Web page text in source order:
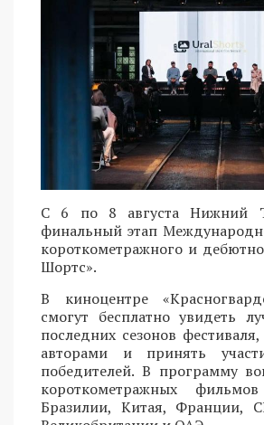
С 6 по 8 августа Нижний
финальный этап
короткометражного и
Шортс».
В киноцентре
смогут бесплатно увидеть
последних сезонов фестиваля,
авторами и принять
победителей. В программу
короткометражных
Бразилии, Китая, Франции,